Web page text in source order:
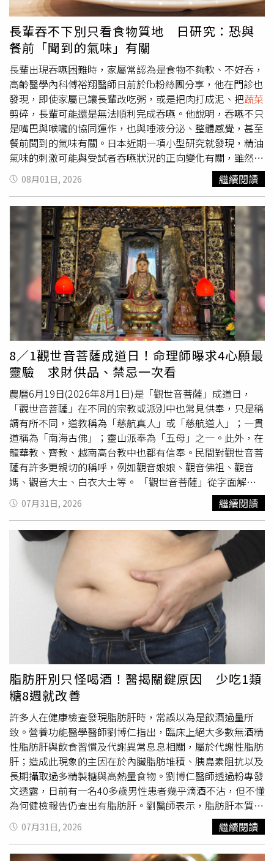
木與麂皮勾勒出溫潤醇厚的木質調，綿柔乳香與麂皮的觸感
交織，瞬間將你的房間化身為聖羅蘭先生17世紀私人豪宅工
作室。高級黑色石擴香讓香氣均勻蔓延，在冷冽與溫柔並存
的燭光中，享受只有自己的安靜夜晚。YSL 全新時尚訂製香
氛蠟燭共推出六款，命名典故來自聖羅蘭先生別具意義的遺
產地標與其生命故事，透過獨特香調的打破現實疆界，以香
帶領你穿過時間與空間造訪這些經典時尚基地。（圖／廖怡
婷攝、品牌提供）YSL 時尚訂製香氛蠟燭 220g／5,100元
（圖／廖怡婷 攝）
取得獨家優勢，掌握市場訊息差，以及最新的技術端，以時
間換取金錢，財源廣進。3.兔：本周財運終於提升，突然接
到許多合作的電話，讓你有點不可置信的好運。除了把握難
得的機會，更得算好成本帳。本周愛情運前三名：1.雞：單
身者感情桃花運上升，心情大好，社交活動變多的你應接不
暇，把握難得的好機會，多多認識朋友。2.猴：單身者愛情
運提升，暗戀這件事是非常微妙的，99%的心酸加上1%的
甜蜜，渴望愛與被愛著，想像愛一個人的幸福。3.兔：難得
的父親節周末，早早就規劃了短期海島旅行，一家人事前一
起規劃，旅途中各付其職，同享歡樂真是幸福。本周健康運
前三名：1.猴：健康運不錯，特別注意夏日食品衛生，常洗
手，飲食清淡外，烹煮食物要全熟，少吃半生不熟食品。2.
虎：健康運不俗，注重生活、飲食習慣，加上護膚保養，還
要不定時泡澡，才能促進血液循環代謝，排毒養顏。3.龍：
健康運不錯，愛上健康食材的廚房料理，蔬菜水果都好，希
望身體無負擔、無毒，健康地持續下去。
長輩吞不下別只看食物質地 日研究：恐與
餐前「聞到的氣味」有關
長輩出現吞嚥困難時，家屬常認為是食物不夠軟、不好吞，
高齡醫學內科傅裕翔醫師日前於fb粉絲團分享，他在門診也
發現，即使家屬已讓長輩改吃粥，或是把肉打成泥、把蔬菜
剪碎，長輩可能還是無法順利完成吞嚥。他說明，吞嚥不只
是嘴巴與喉嚨的協同運作，也與唾液分泌、整體感覺，甚至
餐前聞到的氣味有關。日本近期一項小型研究就發現，精油
氣味的刺激可能與受試者吞嚥狀況的正向變化有關，雖然仍
屬於探索性研究、尚未證實可治療吞嚥困難，但還是提供了
臨床不同的參考方向。日研究：檜木氣味刺激後 長者吞嚥
與唾液分泌有變化傅裕翔醫師說明，上述研究納入34名平均
約80歲、居住於照護機構，同時有吞嚥困難問題的長者。每
位受試者分別接受5分鐘檜木精油氣味刺激，以及幾乎無味
的米糠油作為安慰劑，兩次測試間隔一週，以便觀察差異。
結果顯示，在聞過檜木氣味後，受試者的重複吞口水測試、
少量飲水測試，以及唾液分泌量均出現變化，至於無味的米
糠油則未有類似觀察。研究進一步發現，唾液分泌的增加與
吞嚥測試的結果並無明顯相關，傅裕翔醫師解釋，這代表吞
嚥的變化可能不僅來自「口水變多」，也與嗅覺刺激、自律
神經及口咽的感覺網路被活化有關。不過，傅裕翔醫師也強
調，上述研究僅觀察了單一機構的少數長者狀況，觀察的也
只是一次5分鐘刺激後的立即變化。另外，較大容量的30cc
飲水測試也未觀察到明顯改善，同時也尚未證實長期使用是
否具有持續效益，無法據此確認精油的氣味刺激可治療吞嚥
困難，也不能取代醫師或語言治療師的評估。醫提醒：可觀
察長輩對食物香氣的反應 但不可自行模仿研究做法傅裕翔
醫師建議，家屬可先觀察長輩在餐桌前的狀況，包括長輩是
否對飯菜氣味有反應、嘴巴是否有乾黏情形、吞口水是否費
力，以及在聞到熟悉食物香氣時，精神狀態與吞嚥準備是否
有變化。他指出，家屬可讓長輩在清醒、坐姿穩定的情況下
先看見食物、接觸食物氣味，並觀察其反應，再依專業建議
提供適當質地的餐點。他也強調，研究中的做法並不能直接
搬到家中操作，切勿自行將精油直接滴入食物、靠近鼻腔強
烈吸聞等，以免造成健康風險。長輩吞嚥困難的照護仍應以
專業醫療評估為主，並搭配個別化飲食設計。資料來源：你
的主廚醫師 傅裕翔 高齡醫學內科 養生 長照 介護食 慢性病
【延伸閱讀】長輩吃飯易嗆咳要當心！研究揭肌少症與吞嚥
退化關聯 用2檢查初步評估長者應留意口腔健康！北榮研
究：缺牙超過14顆 阿茲海默症風險高約10倍
https://www.healthnews.com.tw/readnews.php?
id=68982
08月01日, 2026 繼續閱讀
8／1觀世音菩薩成道日！命理師曝求4心願最
靈驗 求財供品、禁忌一次看
農曆6月19日(2026年8月1日)是「觀世音菩薩」成道日，
「觀世音菩薩」在不同的宗教或派別中也常見供奉，只是稱
謂有所不同，道教稱為「慈航真人」或「慈航道人」；一貫
道稱為「南海古佛」；靈山派奉為「五母」之一。此外，在
龍華教、齊教、越南高台教中也都有信奉。民間對觀世音菩
薩有許多更親切的稱呼，例如觀音娘娘、觀音佛祖、觀音
媽、觀音大士、白衣大士等。 「觀世音菩薩」從字面解釋
就是「觀察世間聲音」的菩薩，是中國佛教四大菩薩之一，
有無比大願力，度脫一切苦難眾生，深入民心，寺廟中的形
象也非常多元，有送子觀音、魚籃觀音、水月觀音和千手千
眼觀音。 觀世音菩薩有3個生日，分別是農曆2月19日、6月
19日和9月19日，而其中2月19日是為觀世音菩薩誕辰，6月
19日則是得道升天日，而9月19日則是出家日，因此想向觀
世音菩薩祝壽祈福，這3個日子都可以。 觀世音菩薩這3個
生日，不少民眾會到廟宇祭拜祈福，因其聞聲救苦和送子形
象深植信徒心中，一般祈求四類願望：1.求子嗣：如果久不
受孕想要生小孩的婦女，這一天是絕佳的祈願日子，錯過可
要再等一年了！2. 求健康：家中小孩不好養、健康狀況不佳
等。3.求智慧：希望小孩開智慧，比較會讀書。4.求事業：
順利發達。 要準備什麼供品？有何禁忌？供品必須是素食
或五果，鮮花、水果、壽麵、壽桃，不可葷食。兩樣供品
「旺人旺財」：1、豆腐:豆腐的諧音「頭富」，代表福氣與
財氣。2、蔬菜:素食因為蔬(舒)食，取諧音讓吃的人過上
「舒適」的生活。
07月31日, 2026 繼續閱讀
脂肪肝別只怪喝酒！醫揭關鍵原因 少吃1類
糖8週就改善
許多人在健康檢查發現脂肪肝時，常誤以為是飲酒過量所
致。營養功能醫學醫師劉博仁指出，臨床上絕大多數無酒精
性脂肪肝與飲食習慣及代謝異常息息相關，屬於代謝性脂肪
肝；造成此現象的主因在於內臟脂肪堆積、胰島素阻抗以及
長期攝取過多精製糖與高熱量食物。劉博仁醫師透過粉專發
文透露，日前有一名40多歲男性患者幾乎滴酒不沾，但不懂
為何健檢報告仍查出有脂肪肝。劉醫師表示，脂肪肝本質上
是整體代謝系統發出的「求救訊號」，由於初期往往沒有明
顯不適症狀，許多人都是在體檢時才偶然發現；而造成脂肪
肝真正的原因其實與胰島素阻抗、內臟脂肪增加，以及長期
07月31日, 2026 繼續閱讀